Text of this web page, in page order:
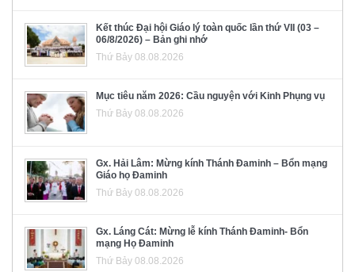
Kết thúc Đại hội Giáo lý toàn quốc lần thứ VII (03 –
06/8/2026) – Bản ghi nhớ
Thứ Bảy 08.08.2026
Mục tiêu năm 2026: Cầu nguyện với Kinh Phụng vụ
Thứ Bảy 08.08.2026
Gx. Hải Lâm: Mừng kính Thánh Đaminh – Bổn mạng
Giáo họ Đaminh
Thứ Bảy 08.08.2026
Gx. Láng Cát: Mừng lễ kính Thánh Đaminh- Bổn
mạng Họ Đaminh
Thứ Bảy 08.08.2026